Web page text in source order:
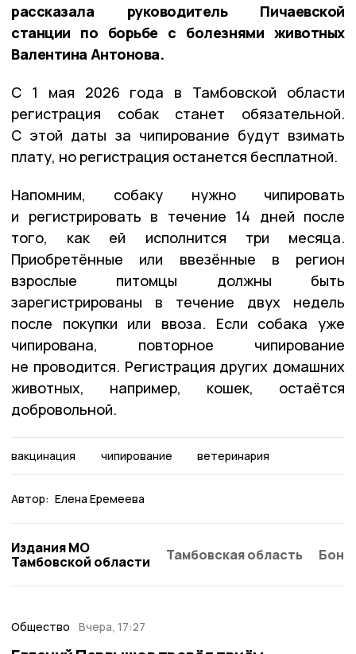
рассказала руководитель Пичаевской
станции по борьбе с болезнями животных
Валентина Антонова.
С 1 мая 2026 года в Тамбовской области
регистрация собак станет обязательной.
С этой даты за чипирование будут взимать
плату, но регистрация останется бесплатной.
Напомним, собаку нужно чипировать
и регистрировать в течение 14 дней после
того, как ей исполнится три месяца.
Приобретённые или ввезённые в регион
взрослые питомцы должны быть
зарегистрированы в течение двух недель
после покупки или ввоза. Если собака уже
чипирована, повторное чипирование
не проводится. Регистрация других домашних
животных, например, кошек, остаётся
добровольной.
вакцинация чипирование ветеринария
Автор: Елена Еремеева
Издания МО
Тамбовской области
Тамбовская область
Общество Вчера, 17:27